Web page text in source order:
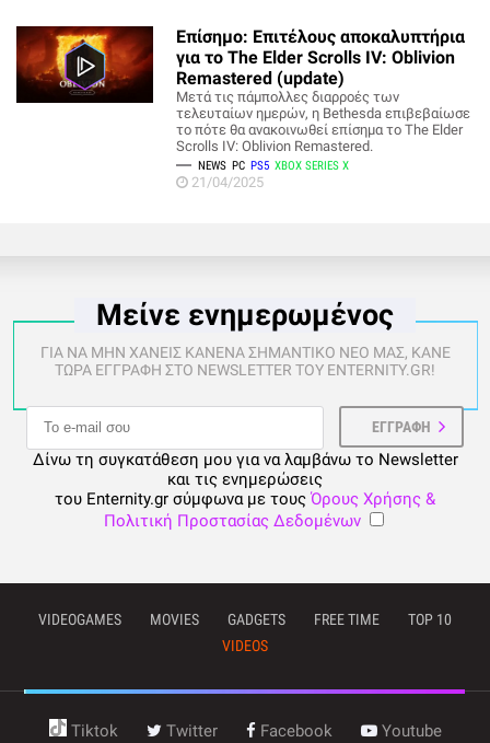
Επίσημο: Επιτέλους αποκαλυπτήρια
για το The Elder Scrolls IV: Oblivion
Remastered (update)
Μετά τις πάμπολλες διαρροές των
τελευταίων ημερών, η Bethesda επιβεβαίωσε
το πότε θα ανακοινωθεί επίσημα το The Elder
Scrolls IV: Oblivion Remastered.
NEWS PC PS5 XBOX SERIES X
21/04/2025
Μείνε ενημερωμένος
ΓΙΑ ΝΑ ΜΗΝ ΧΑΝΕΙΣ ΚΑΝΕΝΑ ΣΗΜΑΝΤΙΚΟ ΝΕΟ ΜΑΣ, ΚΑΝΕ
ΤΩΡΑ ΕΓΓΡΑΦΗ ΣΤΟ NEWSLETTER ΤΟΥ ENTERNITY.GR!
Δίνω τη συγκατάθεση μου για να λαμβάνω το Newsletter
και τις ενημερώσεις
του Enternity.gr σύμφωνα με τους Όρους Χρήσης &
Πολιτική Προστασίας Δεδομένων
VIDEOGAMES MOVIES GADGETS FREE TIME
TOP 10
VIDEOS
Tiktok Twitter Facebook Youtube